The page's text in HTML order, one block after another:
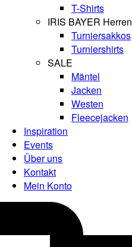
T-Shirts
IRIS BAYER Herren
Turniersakkos
Turniershirts
SALE
Mäntel
Jacken
Westen
Fleecejacken
Inspiration
Events
Über uns
Kontakt
Mein Konto